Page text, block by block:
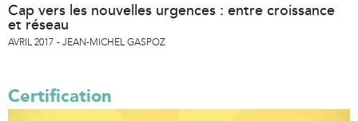
Cap vers les nouvelles urgences : entre croissance
et réseau
AVRIL 2017 JEAN-MICHEL GASPOZ
Certification